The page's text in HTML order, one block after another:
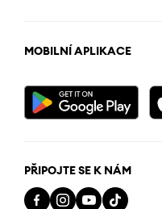
MOBILNÍ APLIKACE
PŘIPOJTE SE K NÁM